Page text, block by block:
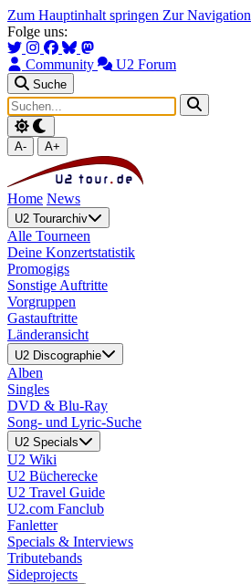
Zum Hauptinhalt springen Zur
Folge uns:
Community U2 Forum
Suche
A- A+
Home News
U2 Tourarchiv
Alle Tourneen
Deine Konzertstatistik
Promogigs
Sonstige Auftritte
Vorgruppen
Gastauftritte
Länderansicht
U2 Discographie
Alben
Singles
DVD & Blu-Ray
Song- und Lyric-Suche
U2 Specials
U2 Wiki
U2 Bücherecke
U2 Travel Guide
U2.com Fanclub
Fanletter
Specials & Interviews
Tributebands
Sideprojects